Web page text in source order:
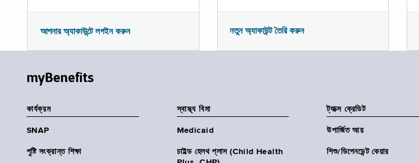
আপনার অ্যাকাউন্টে লগইন করুন নতুন অ্যাকাউন্ট তৈরি করুন
myBenefits
কার্যক্রম
SNAP
পুষ্টি সংক্রান্ত শিক্ষা
স্বাস্থ্য বিমা
Medicaid
চাইল্ড হেলথ প্লাস (Child Health
ট্যাক্স ক্রেডিট
উপার্জিত আয়
শিশু/ডিপেনডেন্ট কেয়ার